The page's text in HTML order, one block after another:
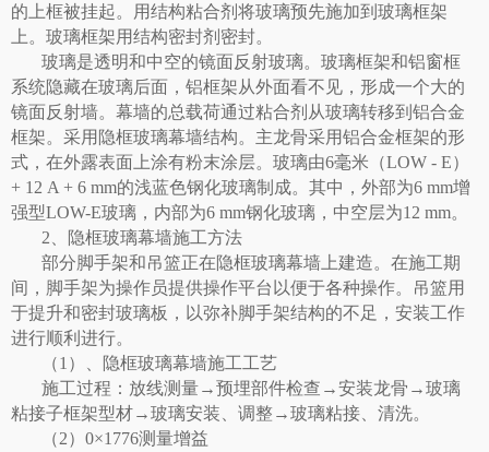
的上框被挂起。用结构粘合剂将玻璃预先施加到玻璃框架
上。玻璃框架用结构密封剂密封。
玻璃是透明和中空的镜面反射玻璃。玻璃框架和铝窗框
系统隐藏在玻璃后面，铝框架从外面看不见，形成一个大的
镜面反射墙。幕墙的总载荷通过粘合剂从玻璃转移到铝合金
框架。采用隐框玻璃幕墙结构。主龙骨采用铝合金框架的形
式，在外露表面上涂有粉末涂层。玻璃由6毫米（LOW - E）
+ 12 A + 6 mm的浅蓝色钢化玻璃制成。其中，外部为6 mm增
强型LOW-E玻璃，内部为6 mm钢化玻璃，中空层为12 mm。
2、
隐框玻璃幕墙施工方法
部分脚手架和吊篮正在隐框玻璃幕墙上建造。在施工期
间，脚手架为操作员提供操作平台以便于各种操作。吊篮用
于提升和密封玻璃板，以弥补脚手架结构的不足，安装工作
进行顺利进行。
（1）、隐框玻璃幕墙施工工艺
施工过程：放线测量→预埋部件检查→安装龙骨→玻璃
粘接子框架型材→玻璃安装、调整→玻璃粘接、清洗。
（2）0×1776测量增益